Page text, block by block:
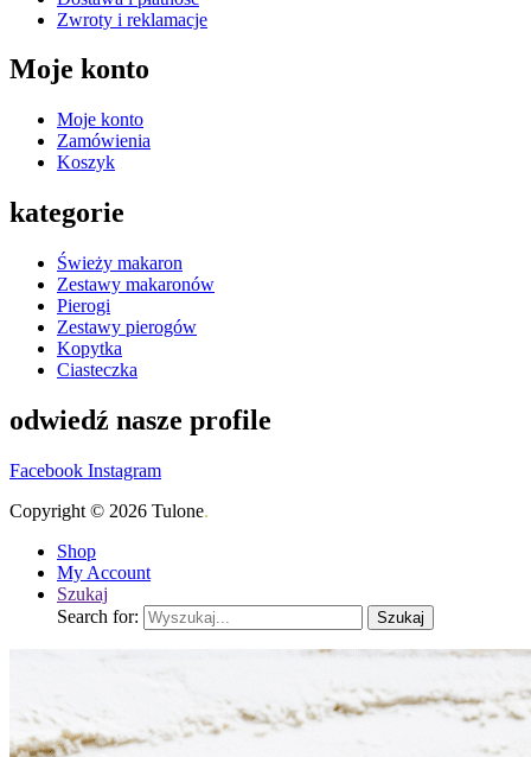
Zwroty i reklamacje
Moje konto
Moje konto
Zamówienia
Koszyk
kategorie
Świeży makaron
Zestawy makaronów
Pierogi
Zestawy pierogów
Kopytka
Ciasteczka
odwiedź nasze profile
Facebook Instagram
Copyright © 2026 Tulone.
Shop
My Account
Szukaj
Search for:
Szukaj